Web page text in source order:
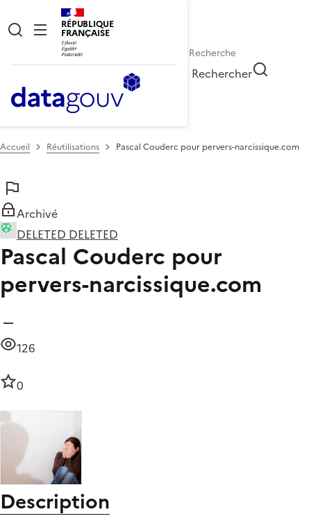
RÉPUBLIQUE
FRANÇAISE
Rechercher
Accueil Réutilisations Pascal Couderc pour pervers-narcissique.com
Archivé
DELETED DELETED
Pascal Couderc pour
pervers-narcissique.com
126
0
Description